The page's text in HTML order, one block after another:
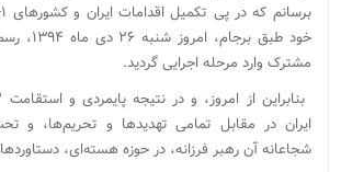
خود طبق
مشترک وارد مرحله اجرایی گردید.
ایران در مقابل تمامی تهدیدها و تحریم‌ها، و
شجاعانه آن رهبر فرزانه، در حوزه هسته‌ای،